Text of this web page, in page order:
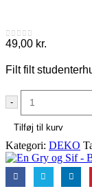
0out of 5
49,00 kr.
Filt filt
-
Tilføj til kurv
Kategori: DEKO